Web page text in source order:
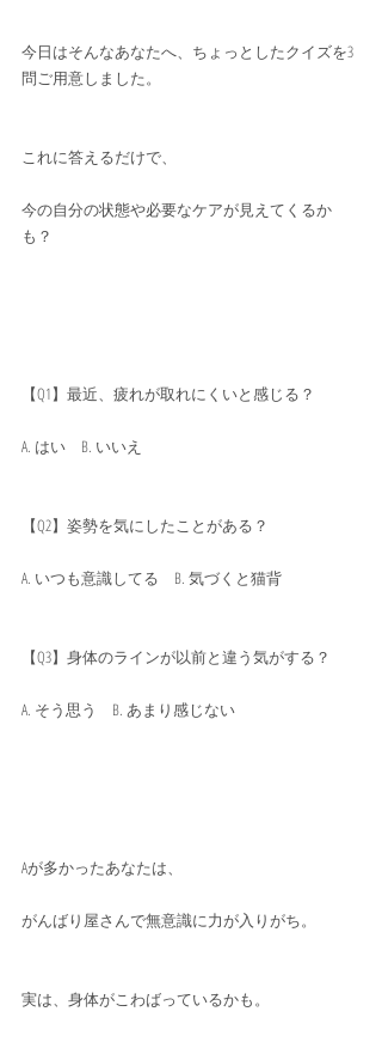
今日はそんなあなたへ、ちょっとしたクイズを3
問ご用意しました。
これに答えるだけで、
今の自分の状態や必要なケアが見えてくるか
も？
【Q1】最近、疲れが取れにくいと感じる？
A. はい　B. いいえ
【Q2】姿勢を気にしたことがある？
A. いつも意識してる　B. 気づくと猫背
【Q3】身体のラインが以前と違う気がする？
A. そう思う　B. あまり感じない
Aが多かったあなたは、
がんばり屋さんで無意識に力が入りがち。
実は、身体がこわばっているかも。